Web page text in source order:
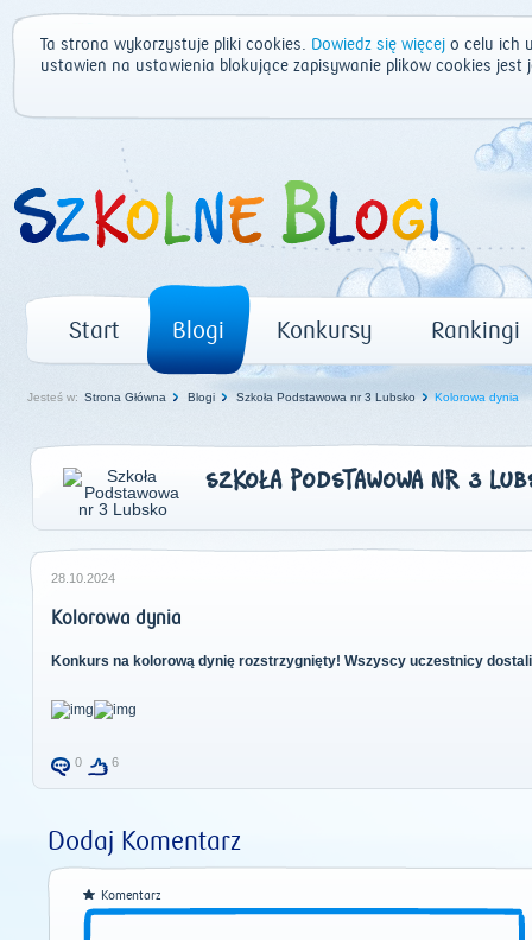
Ta strona wykorzystuje pliki cookies. Dowiedz się więcej o celu ich
ustawień na ustawienia blokujące zapisywanie plików cookies
Start Blogi Konkursy Rankingi
Jesteś w: Strona Główna Blogi Szkoła Podstawowa nr 3 Lubsko Kolorowa dynia
SZKOŁA PODSTAWOWA NR 3
28.10.2024
Kolorowa dynia
Konkurs na kolorową dynię rozstrzygnięty! Wszyscy uczestnicy
0 6
Dodaj Komentarz
Komentarz